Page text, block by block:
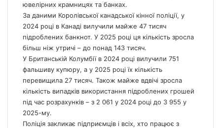
ювелірних крамницях та банках.
За даними Королівської канадської кінної поліції, у
2024 році в Канаді вилучили майже 47 тисяч
підроблених банкнот. У 2025 році ця кількість зросла
більш ніж утричі – до понад 143 тисяч.
У Британській Колумбії в 2024 році вилучили 751
фальшиву купюру, а у 2025 році їх кількість
перевищила 27 тисяч. Також майже вдвічі зросла
кількість випадків використання підроблених грошей
під час розрахунків – з 2 061 у 2024 році до 3 955 у
2025-му.
Поліція закликає підприємців і всіх, хто працює з